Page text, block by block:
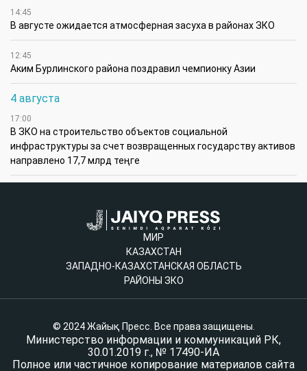
14:45
В августе ожидается атмосферная засуха в районах ЗКО
12:45
Аким Бурлинского района поздравил чемпионку Азии
4 августа
17:00
В ЗКО на строительство объектов социальной
инфраструктуры за счет возвращенных государству активов
направлено 17,7 млрд теңге
МИР
КАЗАХСТАН
ЗАПАДНО-КАЗАХСТАНСКАЯ ОБЛАСТЬ
РАЙОНЫ ЗКО
© 2024 Жайық Пресс. Все права защищены.
Министерство информации и коммуникаций РК,
30.01.2019 г., № 17490-ИА
Полное или частичное копирование материалов сайта